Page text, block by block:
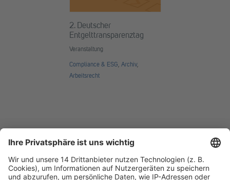
2. Deutscher
Entgelttransparenztag
Veranstaltung
Compliance & ESG, Archiv,
Arbeitsrecht